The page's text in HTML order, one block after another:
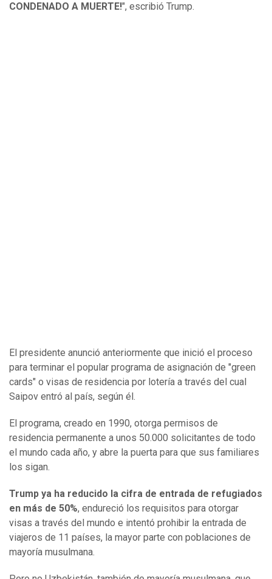
CONDENADO A MUERTE!", escribió Trump.
El presidente anunció anteriormente que inició el proceso
para terminar el popular programa de asignación de "green
cards" o visas de residencia por lotería a través del cual
Saipov entró al país, según él.
El programa, creado en 1990, otorga permisos de
residencia permanente a unos 50.000 solicitantes de todo
el mundo cada año, y abre la puerta para que sus familiares
los sigan.
Trump ya ha reducido la cifra de entrada de refugiados
en más de 50%, endureció los requisitos para otorgar
visas a través del mundo e intentó prohibir la entrada de
viajeros de 11 países, la mayor parte con poblaciones de
mayoría musulmana.